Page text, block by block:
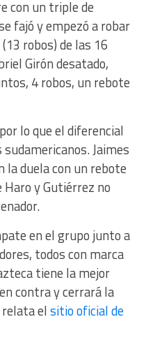
con un triple de
fajó y empezó a robar
robos) de las 16
Girón desatado,
4 robos, un rebote
lo que el diferencial
Jaimes
duela con un rebote
Haro y Gutiérrez no
en el grupo junto a
todos con marca
tiene la mejor
contra y cerrará la
relata elsitio oficial de